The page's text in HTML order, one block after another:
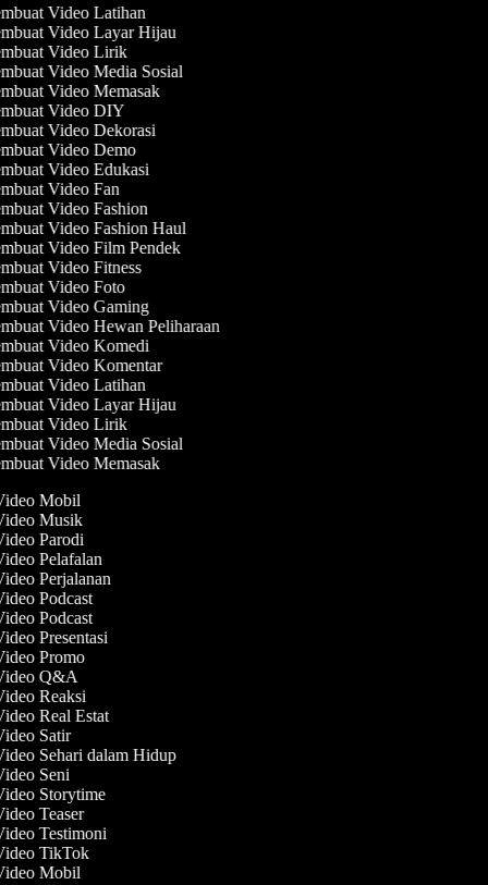
Video Latihan
Video Layar Hijau
Video Lirik
Video Media Sosial
Video Memasak
Video DIY
Video Dekorasi
Video Demo
Video Edukasi
Video Fan
Video Fashion
Video Fashion Haul
Video Film Pendek
Video Fitness
Video Foto
Video Gaming
Video Hewan Peliharaan
Video Komedi
Video Komentar
Video Latihan
Video Layar Hijau
Video Lirik
Video Media Sosial
Video Memasak
Mobil
Musik
Parodi
Pelafalan
Perjalanan
Podcast
Podcast
Presentasi
Promo
Q&A
Reaksi
Real Estat
Satir
Sehari dalam Hidup
Seni
Storytime
Teaser
Testimoni
TikTok
Mobil